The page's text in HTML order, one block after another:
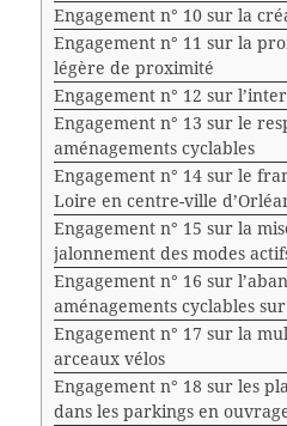
Engagement n° 10 sur la
Engagement n° 11 sur la
légère de proximité
Engagement n° 12 sur
Engagement n° 13 sur le
aménagements cyclables
Engagement n° 14 sur le
Loire en centre-ville
Engagement n° 15 sur la
jalonnement des modes
Engagement n° 16 sur
aménagements cyclables
Engagement n° 17 sur la
arceaux vélos
Engagement n° 18 sur les
dans les parkings en